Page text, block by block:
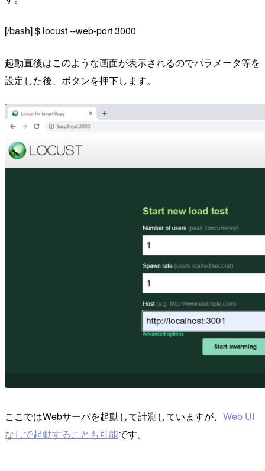
[/bash] $ locust --web-port 3000
起動直後はこのような画面が表示されるのでパラメータ等を
設定した後、ボタンを押下します。
ここではWebサーバを起動して計測していますが、 Web UI
なしで起動することも可能です。